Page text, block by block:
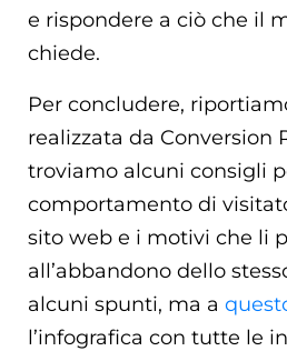
e rispondere a ciò che il
chiede.
Per concludere,
realizzata da Conversion
troviamo alcuni consigli
comportamento di
sito web e i motivi che li
all’abbandono dello
alcuni spunti, ma a
l’infografica con tutte le